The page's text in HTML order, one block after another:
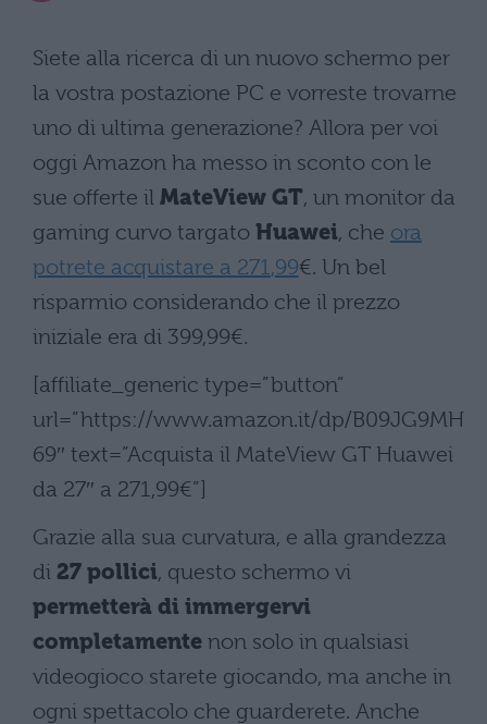
Siete alla ricerca di un nuovo schermo per
la vostra postazione PC e vorreste trovarne
uno di ultima generazione? Allora per voi
oggi Amazon ha messo in sconto con le
sue offerte il MateView GT, un monitor da
gaming curvo targato Huawei, che ora
potrete acquistare a 271,99€. Un bel
risparmio considerando che il prezzo
iniziale era di 399,99€.
[affiliate_generic type=”button”
url=”https://www.amazon.it/dp/B09JG9MH
69″ text=”Acquista il MateView GT Huawei
da 27″ a 271,99€”]
Grazie alla sua curvatura, e alla grandezza
di 27 pollici, questo schermo vi
permetterà di immergervi
completamente non solo in qualsiasi
videogioco starete giocando, ma anche in
ogni spettacolo che guarderete. Anche